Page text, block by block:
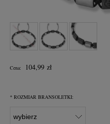
Cena: 104,99 zł
* ROZMIAR BRANSOLETKI: